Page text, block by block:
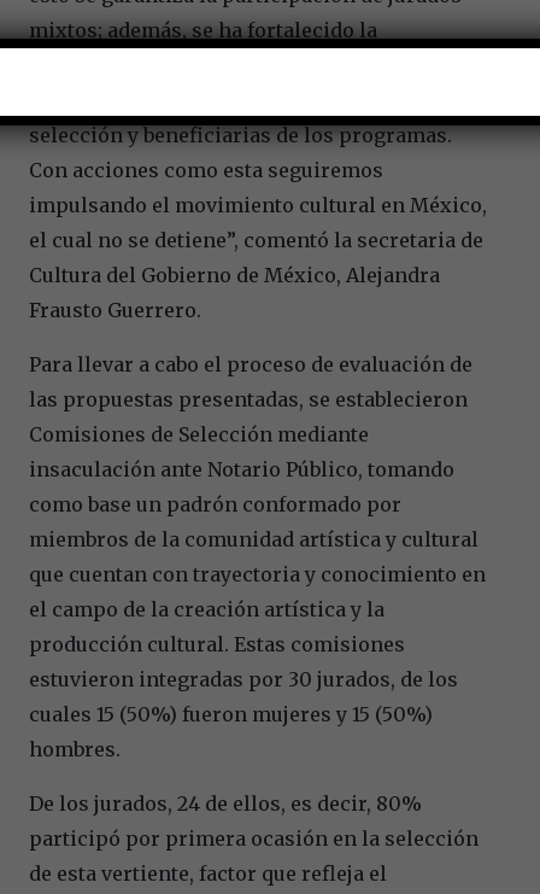
mixtos; además, se ha fortalecido la
selección y beneficiarias de los programas.
Con acciones como esta seguiremos
impulsando el movimiento cultural en México,
el cual no se detiene”, comentó la secretaria de
Cultura del Gobierno de México, Alejandra
Frausto Guerrero.
Para llevar a cabo el proceso de evaluación de
las propuestas presentadas, se establecieron
Comisiones de Selección mediante
insaculación ante Notario Público, tomando
como base un padrón conformado por
miembros de la comunidad artística y cultural
que cuentan con trayectoria y conocimiento en
el campo de la creación artística y la
producción cultural. Estas comisiones
estuvieron integradas por 30 jurados, de los
cuales 15 (50%) fueron mujeres y 15 (50%)
hombres.
De los jurados, 24 de ellos, es decir, 80%
participó por primera ocasión en la selección
de esta vertiente, factor que refleja el